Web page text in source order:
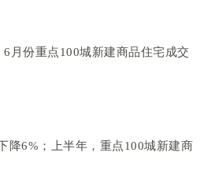
月份重点100城新建商品住宅成交
降6%；上半年，重点100城新建商